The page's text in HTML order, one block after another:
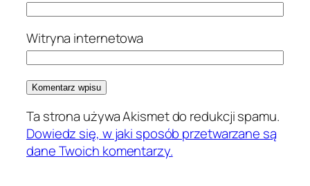
Witryna internetowa
Ta strona używa Akismet do redukcji spamu.
Dowiedz się, w jaki sposób przetwarzane są
dane Twoich komentarzy.